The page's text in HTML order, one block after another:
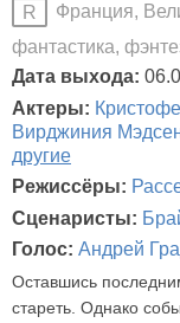
R
Франция,
фантастика,
Дата выхода:
Актеры:
Вирджиния
другие
Режиссёры:
Сценаристы:
Голос: Андрей
Оставшись
стареть. Однако